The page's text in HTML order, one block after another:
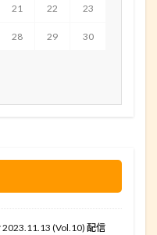
21 22 23
28 29 30
(Vol.10) 配信